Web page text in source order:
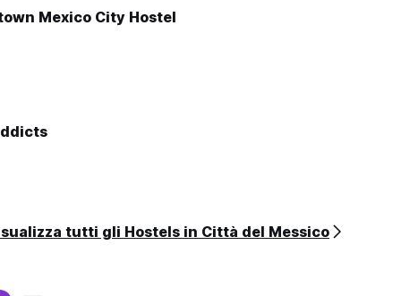
Mexico City Hostel
tutti gli Hostels in Città del Messico